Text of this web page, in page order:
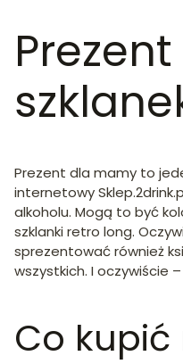
Prezent dla mamy to
internetowy
alkoholu. Mogą to być
szklanki retro long.
sprezentować również
wszystkich. I oczywiście
Co